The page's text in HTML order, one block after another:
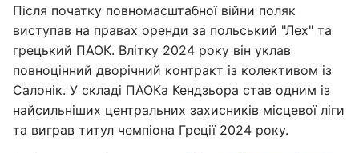
Після початку повномасштабної війни поляк
виступав на правах оренди за польський "Лех" та
грецький ПАОК. Влітку 2024 року він уклав
повноцінний дворічний контракт із колективом із
Салонік. У складі ПАОКа Кендзьора став одним із
найсильніших центральних захисників місцевої ліги
та виграв титул чемпіона Греції 2024 року.